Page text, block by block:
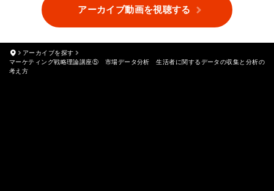
アーカイブ動画を視聴する
アーカイブを探す
マーケティング戦略理論講座⑤ 市場データ分析 生活者に関するデータの収集と分析の
考え方